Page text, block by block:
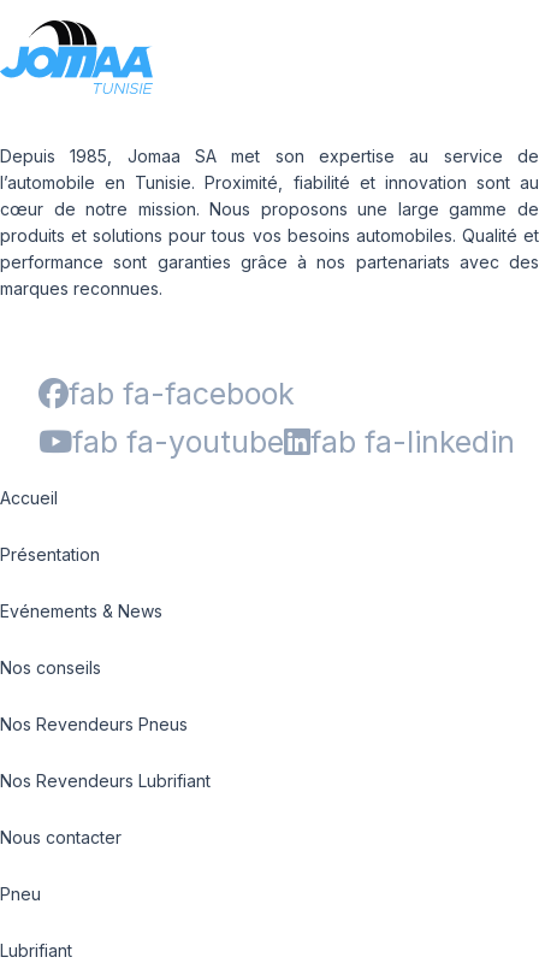
Depuis 1985, Jomaa SA met son expertise au service de
l’automobile en Tunisie. Proximité, fiabilité et innovation sont au
cœur de notre mission. Nous proposons une large gamme de
produits et solutions pour tous vos besoins automobiles. Qualité et
performance sont garanties grâce à nos partenariats avec des
marques reconnues.
fab fa-facebook
fab fa-youtube
fab fa-linkedin
Accueil
Présentation
Evénements & News
Nos conseils
Nos Revendeurs Pneus
Nos Revendeurs Lubrifiant
Nous contacter
Pneu
Lubrifiant